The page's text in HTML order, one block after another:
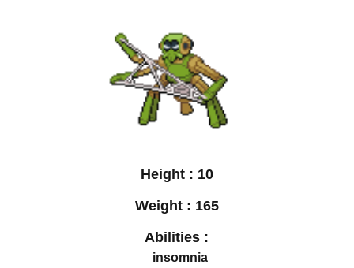
Height : 10
Weight : 165
Abilities :
insomnia